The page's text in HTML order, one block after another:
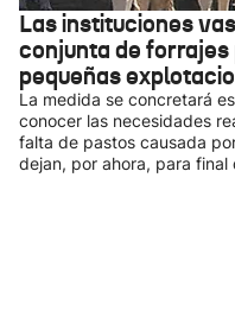
Las instituciones
conjunta de forrajes
pequeñas
La medida se concretará
conocer las necesidades
falta de pastos causada
dejan, por ahora, para final